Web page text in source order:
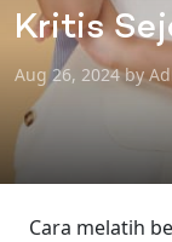
Kritis
Aug 26, 2024 by
Cara melatih